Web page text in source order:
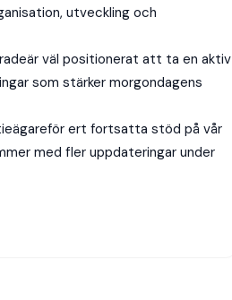
utveckling och
väl positionerat att ta en aktiv
som stärker morgondagens
ert fortsatta stöd på vår
med fler uppdateringar under